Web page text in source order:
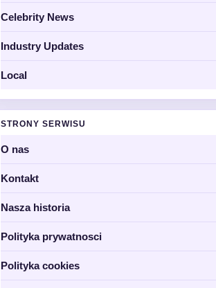
Celebrity News
Industry Updates
Local
STRONY SERWISU
O nas
Kontakt
Nasza historia
Polityka prywatnosci
Polityka cookies